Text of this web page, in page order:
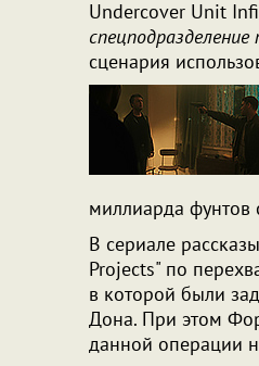
Undercover Unit
сценария
миллиарда фунтов
В сериале
Projects" по
в которой были
Дона. При этом
данной операции